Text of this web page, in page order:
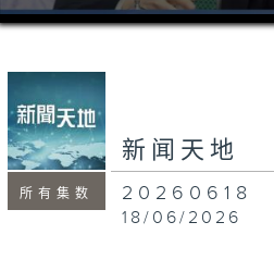
0
seconds
minutes,
seconds
所有集数
新闻天地
20260618
18/06/2026